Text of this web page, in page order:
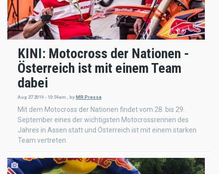
KINI: Motocross der Nationen -
Österreich ist mit einem Team
dabei
Aug 27 2019 - 10:54am , byMR Presse
Mit dem Motocross der Nationen findet vom 28. bis 29.
September eines der wichtigsten Motocrossrennen des
Jahres in Assen statt und Österreich ist mit einem starken
Team vertreten.